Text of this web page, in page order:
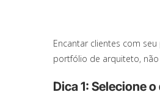
Encantar clientes com
portfólio de arquiteto,
Dica 1: Selecione